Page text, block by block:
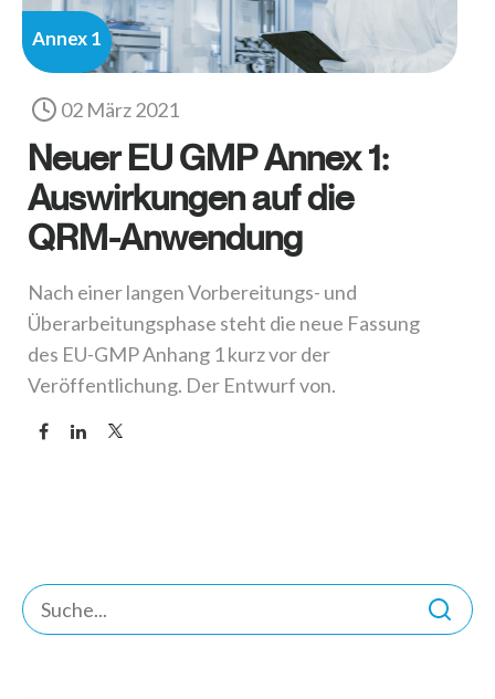
Annex 1
02 März 2021
Neuer EU GMP Annex 1:
Auswirkungen auf die
QRM-Anwendung
Nach einer langen Vorbereitungs- und
Überarbeitungsphase steht die neue Fassung
des EU-GMP Anhang 1 kurz vor der
Veröffentlichung. Der Entwurf von.